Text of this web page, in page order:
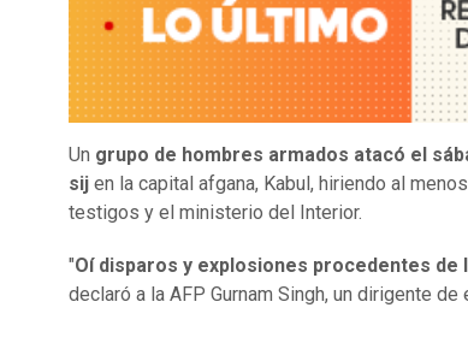
Un grupo de hombres armados atacó el
sij en la capital afgana, Kabul, hiriendo al
testigos y el ministerio del Interior.
"Oí disparos y explosiones procedentes de
declaró a la AFP Gurnam Singh, un dirigente